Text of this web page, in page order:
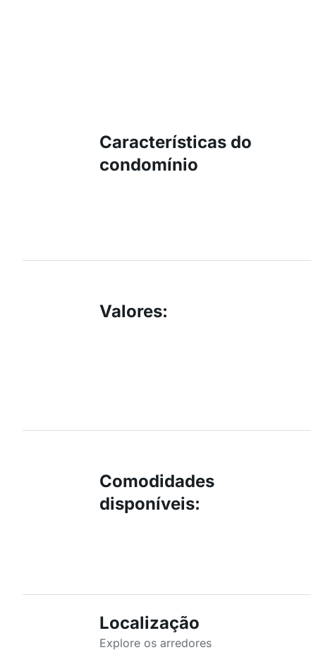
Características do
condomínio
Valores:
Comodidades
disponíveis:
Localização
Explore os arredores